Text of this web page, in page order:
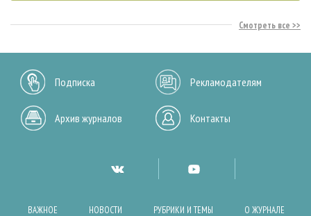
Смотреть все
Подписка Рекламодателям
Архив журналов Контакты
ВАЖНОЕ НОВОСТИ РУБРИКИ И ТЕМЫ О ЖУРНАЛЕ